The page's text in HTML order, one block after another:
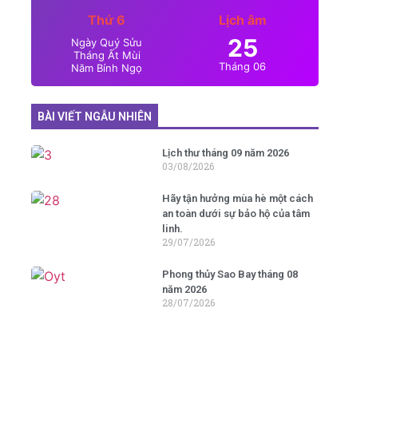
Thứ 6
Ngày Quý Sửu
Tháng Ất Mùi
Năm Bính Ngọ
Lịch âm
25
Tháng 06
BÀI VIẾT NGẪU NHIÊN
Lịch thư tháng 09 năm 2026
03/08/2026
Hãy tận hưởng mùa hè một cách
an toàn dưới sự bảo hộ của tâm
linh.
29/07/2026
Phong thủy Sao Bay tháng 08
năm 2026
28/07/2026